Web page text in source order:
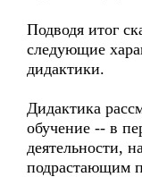
Подводя итог
следующие
дидактики.
Дидактика
обучение -- в
деятельности,
подрастающим